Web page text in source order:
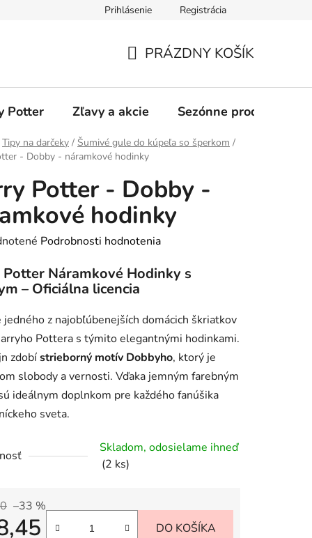
Ochrana osobných údajov O nás
Prihlásenie Registrácia
KOŠÍK
PRÁZDNY KOŠÍK
Potter Zľavy a akcie Sezónne produkty
Tipy na darčeky / Šumivé gule do kúpeľa so šperkom /
- Dobby - náramkové hodinky
Potter - Dobby -
hodinky
Podrobnosti hodnotenia
Náramkové Hodinky s
– Oficiálna licencia
jedného z najobľúbenejších domácich škriatkov
Pottera s týmito elegantnými hodinkami.
zdobístrieborný motív Dobbyho, ktorý je
slobody a vernosti. Vďaka jemným farebným
ideálnym doplnkom pre každého fanúšika
sveta.
Skladom, odosielame ihneď
(2 ks)
–33 %
DO KOŠÍKA